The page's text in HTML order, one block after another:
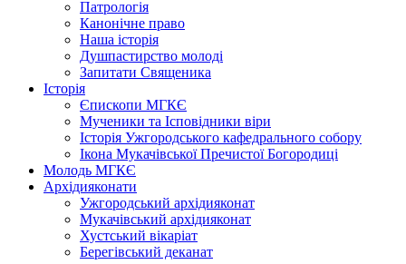
Патрологія
Канонічне право
Наша історія
Душпастирство молоді
Запитати Священика
Історія
Єпископи МГКЄ
Мученики та Ісповідники віри
Історія Ужгородського кафедрального собору
Ікона Мукачівської Пречистої Богородиці
Молодь МГКЄ
Архідияконати
Ужгородський архідияконат
Мукачівський архідияконат
Хустський вікаріат
Берегівський деканат